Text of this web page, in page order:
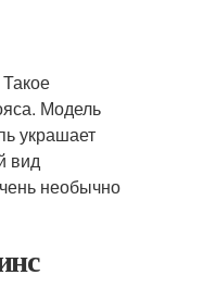
Модель
украшает
вид
необычно